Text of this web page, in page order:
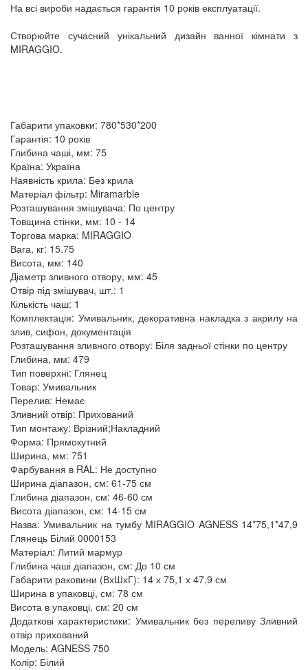
На всі вироби надається гарантія 10 років експлуатації.
Створюйте сучасний унікальний дизайн ванної кімнати з
MIRAGGIO.
Габарити упаковки: 780*530*200
Гарантія: 10 років
Глибина чаші, мм: 75
Країна: Україна
Наявність крила: Без крила
Матеріал фільтр: Miramarble
Розташування змішувача: По центру
Товщина стінки, мм: 10 - 14
Торгова марка: MIRAGGIO
Вага, кг: 15.75
Висота, мм: 140
Діаметр зливного отвору, мм: 45
Отвір під змішувач, шт.: 1
Кількість чаш: 1
Комплектація: Умивальник, декоративна накладка з акрилу на
злив, сифон, документація
Розташування зливного отвору: Біля задньої стінки по центру
Глибина, мм: 479
Тип поверхні: Глянец
Товар: Умивальник
Перелив: Немає
Зливний отвір: Прихований
Тип монтажу: Врізний;Накладний
Форма: Прямокутний
Ширина, мм: 751
Фарбування в RAL: Не доступно
Ширина діапазон, см: 61-75 см
Глибина діапазон, см: 46-60 см
Висота діапазон, см: 14-15 см
Назва: Умивальник на тумбу MIRAGGIO AGNESS 14*75,1*47,9
Глянець Білий 0000153
Матеріал: Литий мармур
Глибина чаші діапазон, см: До 10 см
Габарити раковини (ВхШхГ): 14 х 75,1 х 47,9 см
Ширина в упаковці, см: 78 см
Висота в упаковці, см: 20 см
Додаткові характеристики: Умивальник без переливу Зливний
отвір прихований
Модель: AGNESS 750
Колір: Білий